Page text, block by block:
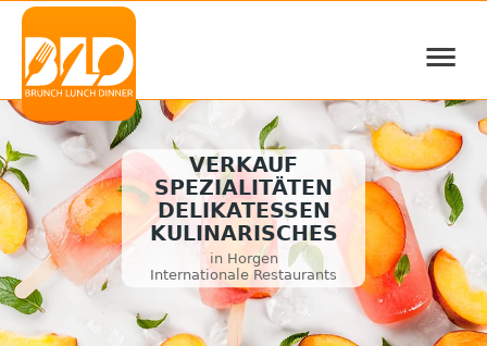
≡
VERKAUF
SPEZIALITÄTEN
DELIKATESSEN
KULINARISCHES
in Horgen
Internationale Restaurants